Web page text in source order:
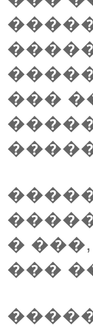
���
�
���